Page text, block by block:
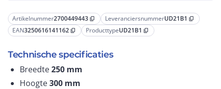
Artikelnummer2700449443 content_copy LeveranciersnummerUD21B1 content_copy
EAN3250616141162 content_copy ProducttypeUD21B1 content_copy
Technische specificaties
Breedte250 mm
Hoogte300 mm